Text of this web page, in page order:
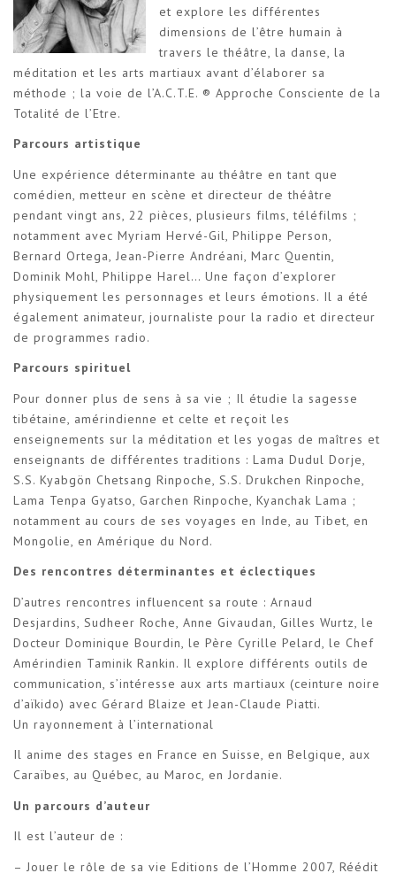
et explore les différentes
dimensions de l’être humain à
travers le théâtre, la danse, la
méditation et les arts martiaux avant d’élaborer sa
méthode ; la voie de l’A.C.T.E. ® Approche Consciente de la
Totalité de l’Etre.
Parcours artistique
Une expérience déterminante au théâtre en tant que
comédien, metteur en scène et directeur de théâtre
pendant vingt ans, 22 pièces, plusieurs films, téléfilms ;
notamment avec Myriam Hervé-Gil, Philippe Person,
Bernard Ortega, Jean-Pierre Andréani, Marc Quentin,
Dominik Mohl, Philippe Harel… Une façon d’explorer
physiquement les personnages et leurs émotions. Il a été
également animateur, journaliste pour la radio et directeur
de programmes radio.
Parcours spirituel
Pour donner plus de sens à sa vie ; Il étudie la sagesse
tibétaine, amérindienne et celte et reçoit les
enseignements sur la méditation et les yogas de maîtres et
enseignants de différentes traditions : Lama Dudul Dorje,
S.S. Kyabgön Chetsang Rinpoche, S.S. Drukchen Rinpoche,
Lama Tenpa Gyatso, Garchen Rinpoche, Kyanchak Lama ;
notamment au cours de ses voyages en Inde, au Tibet, en
Mongolie, en Amérique du Nord.
Des rencontres déterminantes et éclectiques
D’autres rencontres influencent sa route : Arnaud
Desjardins, Sudheer Roche, Anne Givaudan, Gilles Wurtz, le
Docteur Dominique Bourdin, le Père Cyrille Pelard, le Chef
Amérindien Taminik Rankin. Il explore différents outils de
communication, s’intéresse aux arts martiaux (ceinture noire
d’aïkido) avec Gérard Blaize et Jean-Claude Piatti.
Un rayonnement à l’international
Il anime des stages en France en Suisse, en Belgique, aux
Caraïbes, au Québec, au Maroc, en Jordanie.
Un parcours d’auteur
Il est l’auteur de :
– Jouer le rôle de sa vie Editions de l’Homme 2007, Réédit